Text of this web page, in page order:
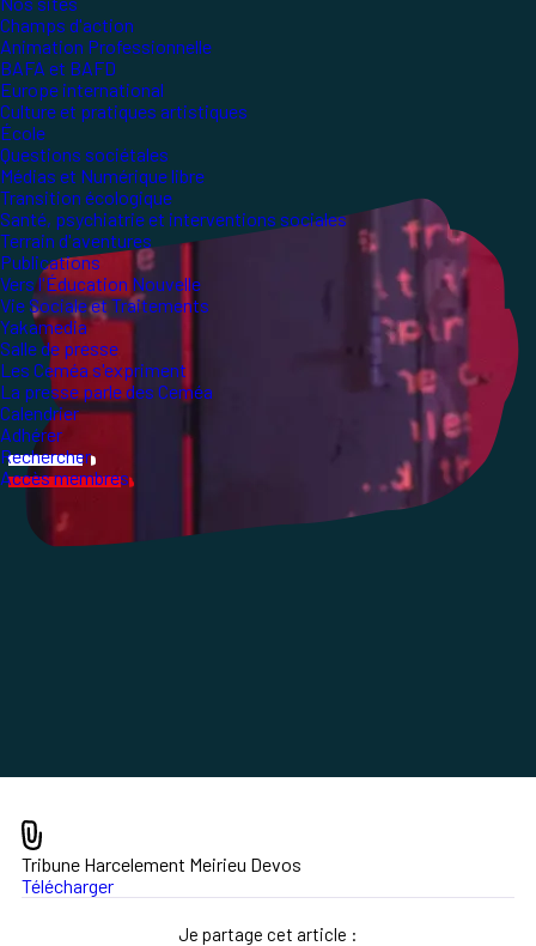
Champs d'action
Animation Professionnelle
BAFA et BAFD
Europe international
Culture et pratiques artistiques
École
Questions sociétales
Médias et Numérique libre
Transition écologique
Santé, psychiatrie et interventions sociales
Terrain d'aventures
Publications
Vers l'Éducation Nouvelle
Vie Sociale et Traitements
Yakamedia
Salle de presse
Les Ceméa s'expriment
La presse parle des Ceméa
Calendrier
Adhérer
Rechercher
Accès membres
Tribune Harcelement Meirieu Devos
Télécharger
Je partage cet article :